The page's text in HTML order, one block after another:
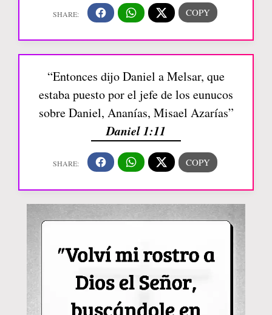
“Entonces dijo Daniel a Melsar, que
estaba puesto por el jefe de los eunucos
sobre Daniel, Ananías, Misael Azarías”
Daniel 1:11